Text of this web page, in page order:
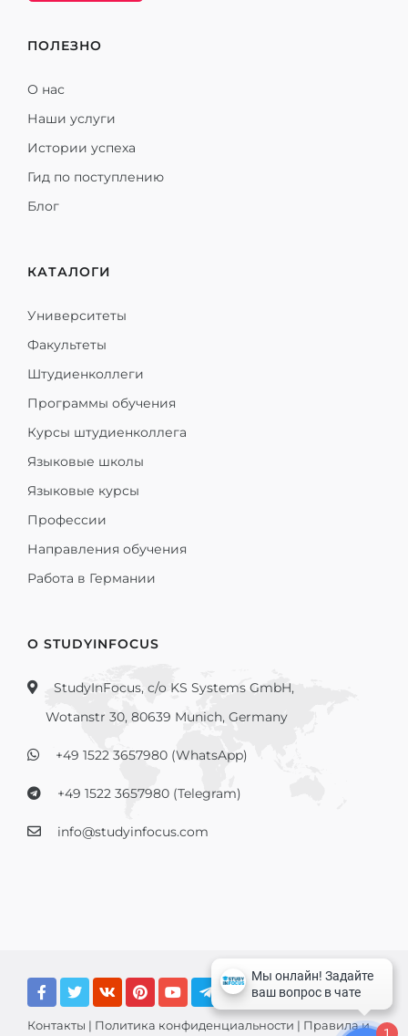
ПОЛЕЗНО
О нас
Наши услуги
Истории успеха
Гид по поступлению
Блог
КАТАЛОГИ
Университеты
Факультеты
Штудиенколлеги
Программы обучения
Курсы штудиенколлега
Языковые школы
Языковые курсы
Профессии
Направления обучения
Работа в Германии
О STUDYINFOCUS
StudyInFocus, c/o KS Systems GmbH,
Wotanstr 30, 80639 Munich, Germany
+49 1522 3657980 (WhatsApp)
+49 1522 3657980 (Telegram)
info@studyinfocus.com
Контакты | Политика конфиденциальности | Правила и